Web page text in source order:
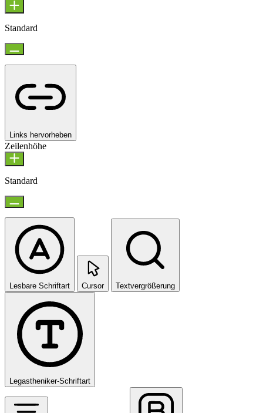
Standard
Links hervorheben
Zeilenhöhe
Standard
Lesbare Schriftart Cursor Textvergrößerung
Legastheniker-Schriftart